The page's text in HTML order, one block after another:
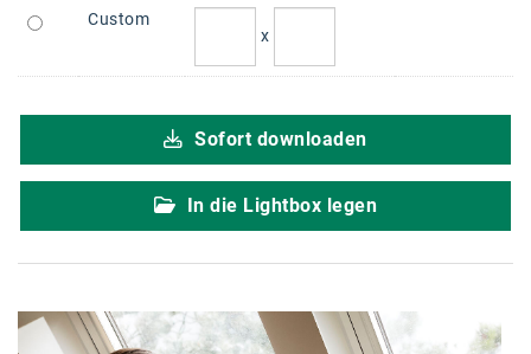
Enkeltaugliches Österreich
karriere.at
Custom
x
Sofort downloaden
In die Lightbox legen